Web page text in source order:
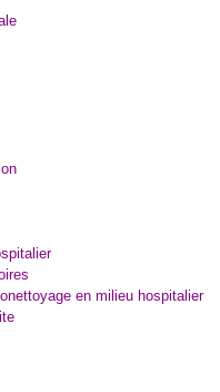
en milieu hospitalier